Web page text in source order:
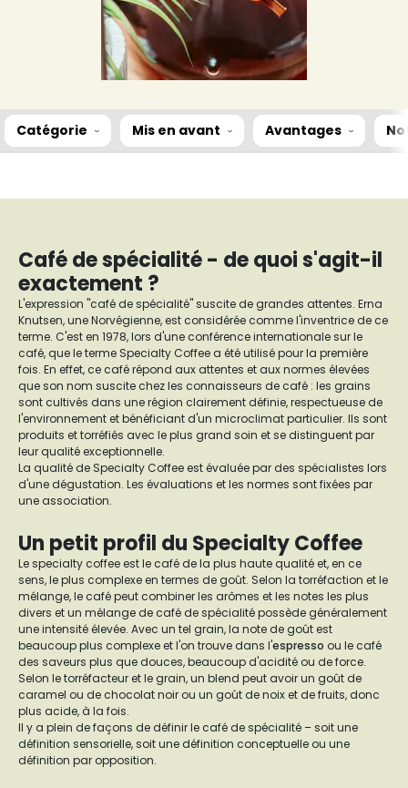
Catégorie Mis en avant Avantages
Café de spécialité - de quoi s'agit-il
exactement ?
L'expression "café de spécialité" suscite de grandes attentes. Erna
Knutsen, une Norvégienne, est considérée comme l'inventrice de ce
terme. C'est en 1978, lors d'une conférence internationale sur le
café, que le terme Specialty Coffee a été utilisé pour la première
fois. En effet, ce café répond aux attentes et aux normes élevées
que son nom suscite chez les connaisseurs de café : les grains
sont cultivés dans une région clairement définie, respectueuse de
l'environnement et bénéficiant d'un microclimat particulier. Ils sont
produits et torréfiés avec le plus grand soin et se distinguent par
leur qualité exceptionnelle.
La qualité de Specialty Coffee est évaluée par des spécialistes lors
d'une dégustation. Les évaluations et les normes sont fixées par
une association.
Un petit profil du Specialty Coffee
Le specialty coffee est le café de la plus haute qualité et, en ce
sens, le plus complexe en termes de goût. Selon la torréfaction et le
mélange, le café peut combiner les arômes et les notes les plus
divers et un mélange de café de spécialité possède généralement
une intensité élevée. Avec un tel grain, la note de goût est
beaucoup plus complexe et l'on trouve dans l'espresso ou le café
des saveurs plus que douces, beaucoup d'acidité ou de force.
Selon le torréfacteur et le grain, un blend peut avoir un goût de
caramel ou de chocolat noir ou un goût de noix et de fruits, donc
plus acide, à la fois.
Il y a plein de façons de définir le café de spécialité – soit une
définition sensorielle, soit une définition conceptuelle ou une
définition par opposition.